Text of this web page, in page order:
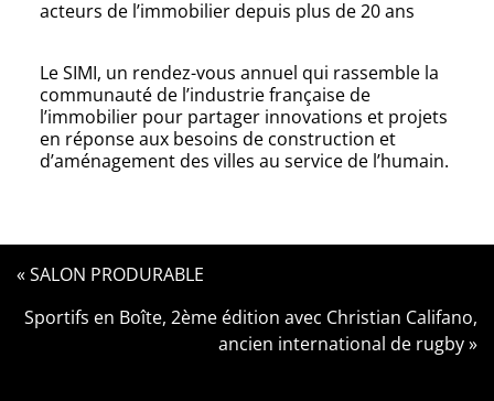
acteurs de l’immobilier depuis plus de 20 ans
Le SIMI, un rendez-vous annuel qui rassemble la
communauté de l’industrie française de
l’immobilier pour partager innovations et projets
en réponse aux besoins de construction et
d’aménagement des villes au service de l’humain.
« SALON PRODURABLE
Sportifs en Boîte, 2ème édition avec Christian Califano,
ancien international de rugby »